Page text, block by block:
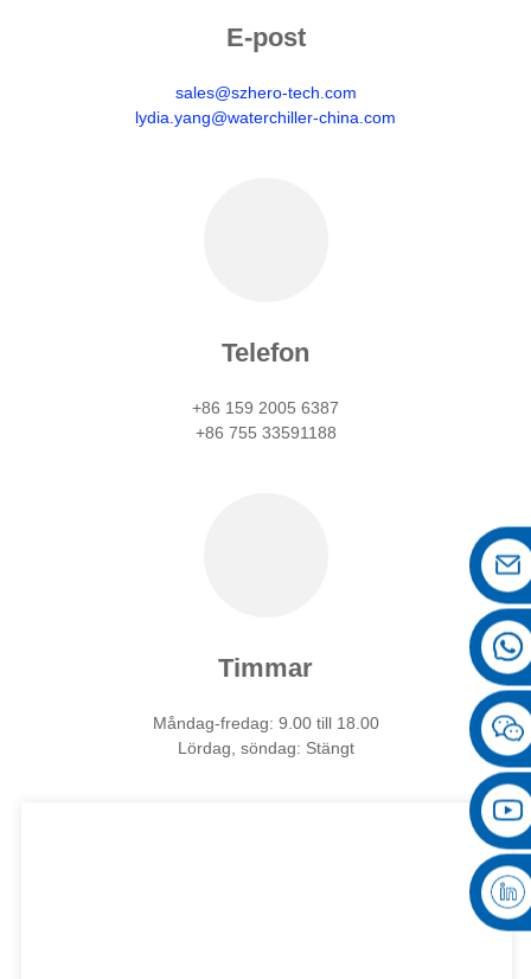
E-post
sales@szhero-tech.com
lydia.yang@waterchiller-china.com
Telefon
+86 159 2005 6387
+86 755 33591188
Timmar
Måndag-fredag: 9.00 till 18.00
Lördag, söndag: Stängt